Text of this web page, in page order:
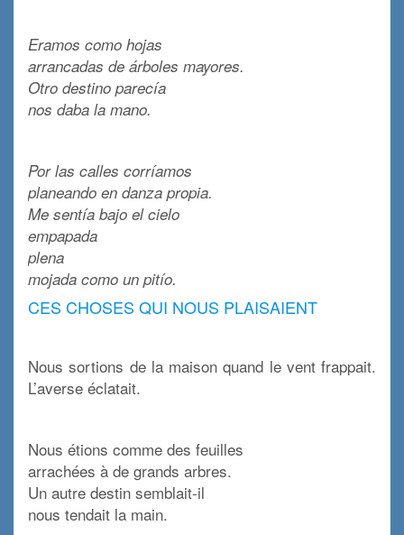
Eramos como hojas
arrancadas de árboles mayores.
Otro destino parecía
nos daba la mano.
Por las calles corríamos
planeando en danza propia.
Me sentía bajo el cielo
empapada
plena
mojada como un pitío.
CES CHOSES QUI NOUS PLAISAIENT
Nous sortions de la maison quand le vent frappait.
L’averse éclatait.
Nous étions comme des feuilles
arrachées à de grands arbres.
Un autre destin semblait-il
nous tendait la main.